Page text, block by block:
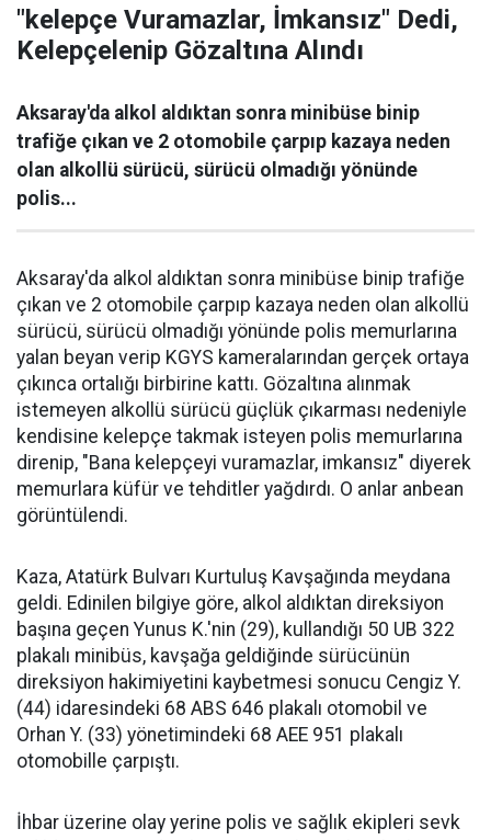
"kelepçe Vuramazlar, İmkansız" Dedi,
Kelepçelenip Gözaltına Alındı
Aksaray'da alkol aldıktan sonra minibüse binip
trafiğe çıkan ve 2 otomobile çarpıp kazaya neden
olan alkollü sürücü, sürücü olmadığı yönünde
polis...
Aksaray'da alkol aldıktan sonra minibüse binip trafiğe
çıkan ve 2 otomobile çarpıp kazaya neden olan alkollü
sürücü, sürücü olmadığı yönünde polis memurlarına
yalan beyan verip KGYS kameralarından gerçek ortaya
çıkınca ortalığı birbirine kattı. Gözaltına alınmak
istemeyen alkollü sürücü güçlük çıkarması nedeniyle
kendisine kelepçe takmak isteyen polis memurlarına
direnip, "Bana kelepçeyi vuramazlar, imkansız" diyerek
memurlara küfür ve tehditler yağdırdı. O anlar anbean
görüntülendi.
Kaza, Atatürk Bulvarı Kurtuluş Kavşağında meydana
geldi. Edinilen bilgiye göre, alkol aldıktan direksiyon
başına geçen Yunus K.'nin (29), kullandığı 50 UB 322
plakalı minibüs, kavşağa geldiğinde sürücünün
direksiyon hakimiyetini kaybetmesi sonucu Cengiz Y.
(44) idaresindeki 68 ABS 646 plakalı otomobil ve
Orhan Y. (33) yönetimindeki 68 AEE 951 plakalı
otomobille çarpıştı.
İhbar üzerine olay yerine polis ve sağlık ekipleri sevk